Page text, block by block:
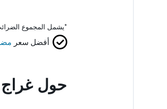
*يشمل المجموع
أفضل سعر
حول